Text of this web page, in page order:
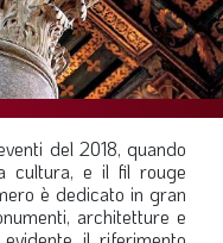
del 2018, quando
cultura, e il fil rouge
è dedicato in gran
architetture e